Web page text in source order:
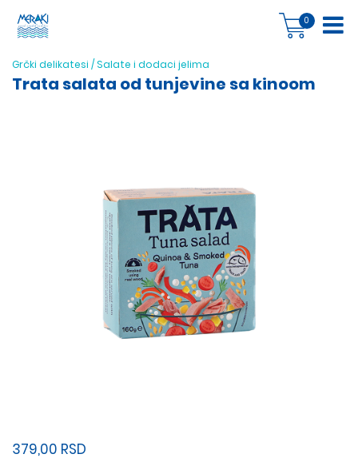
0
Grčki delikatesi /Salate i dodaci jelima
Trata salata od tunjevine sa kinoom
379,00 RSD